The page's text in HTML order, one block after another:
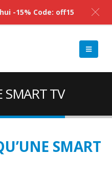
SMART TV
SMART
-15% Code: off15